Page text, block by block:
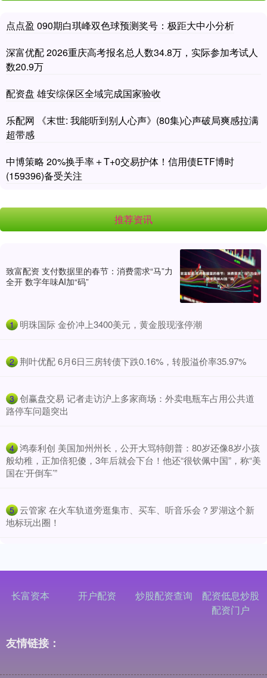
点点盈 090期白琪峰双色球预测奖号：极距大中小分析
深富优配 2026重庆高考报名总人数34.8万，实际参加考试人
数20.9万
配资盘 雄安综保区全域完成国家验收
乐配网 《末世: 我能听到别人心声》(80集)心声破局爽感拉满
超带感
中博策略 20%换手率＋T+0交易护体！信用债ETF博时
(159396)备受关注
推荐资讯
致富配资 支付数据里的春节：消费需求“马”力
全开 数字年味AI加“码”
1 ​明珠国际 金价冲上3400美元，黄金股现涨停潮
2 ​荆叶优配 6月6日三房转债下跌0.16%，转股溢价率35.97%
3 ​创赢盘交易 记者走访沪上多家商场：外卖电瓶车占用公共道
路停车问题突出
4 ​鸿泰利创 美国加州州长，公开大骂特朗普：80岁还像8岁小孩
般幼稚，正加倍犯傻，3年后就会下台！他还“很钦佩中国”，称“美
国在‘开倒车’”
5 ​云管家 在火车轨道旁逛集市、买车、听音乐会？罗湖这个新
地标玩出圈！
长富资本 开户配资 炒股配资查询
配资低息炒股
配资门户
友情链接：